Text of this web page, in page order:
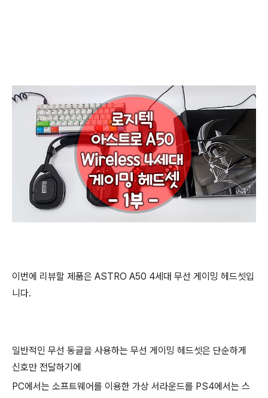
이번에 리뷰할 제품은 ASTRO A50 4세대 무선 게이밍 헤드셋입
니다.
일반적인 무선 동글을 사용하는 무선 게이밍 헤드셋은 단순하게
신호만 전달하기에
PC에서는 소프트웨어를 이용한 가상 서라운드를 PS4에서는 스